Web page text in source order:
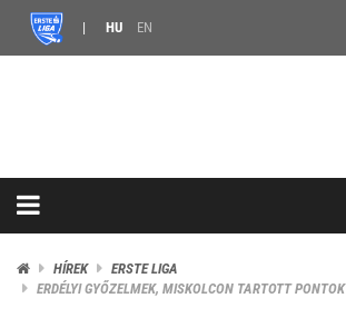
HU EN
HÍREK
ERSTE LIGA
ERDÉLYI GYŐZELMEK, MISKOLCON TARTOTT PONTOK